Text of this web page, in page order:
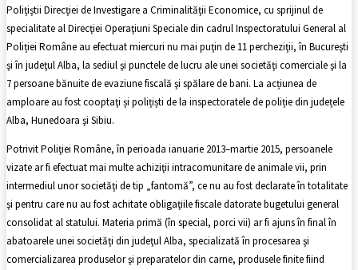
Poliţiştii Direcţiei de Investigare a Criminalităţii Economice, cu sprijinul de
specialitate al Direcţiei Operaţiuni Speciale din cadrul Inspectoratului General al
Poliției Române au efectuat miercuri nu mai puţin de 11 percheziţii, în Bucureşti
şi în judeţul Alba, la sediul şi punctele de lucru ale unei societăţi comerciale şi la
7 persoane bănuite de evaziune fiscală şi spălare de bani. La acțiunea de
amploare au fost cooptaţi și polițiști de la inspectoratele de poliție din județele
Alba, Hunedoara şi Sibiu.
Potrivit Poliţiei Române, în perioada ianuarie 2013–martie 2015, persoanele
vizate ar fi efectuat mai multe achiziţii intracomunitare de animale vii, prin
intermediul unor societăţi de tip „fantomă”, ce nu au fost declarate în totalitate
şi pentru care nu au fost achitate obligaţiile fiscale datorate bugetului general
consolidat al statului. Materia primă (în special, porci vii) ar fi ajuns în final în
abatoarele unei societăţi din judeţul Alba, specializată în procesarea şi
comercializarea produselor şi preparatelor din carne, produsele finite fiind